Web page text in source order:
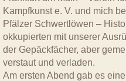
Kampfkunst e. V. und mich
Pfälzer Schwertlöwen –
okkupierten mit unserer
der Gepäckfächer, aber
verstaut und verladen.
Am ersten Abend gab es